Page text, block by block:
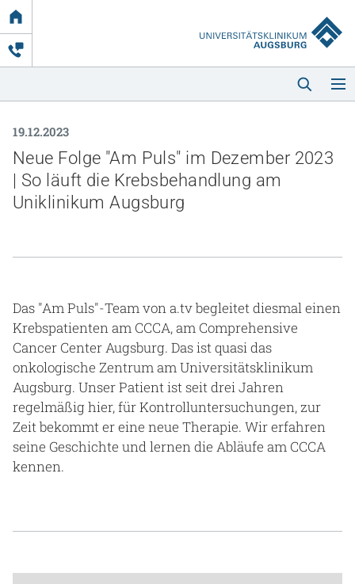
Link
zur
Startseite
Patienten & Besucher
Zuweisende
Gesundheit & Medizin
Über uns
Beruf & Karriere
Anreise
19.12.2023
Neue Folge "Am Puls" im Dezember 2023
| So läuft die Krebsbehandlung am
Uniklinikum Augsburg
Das "Am Puls"-Team von a.tv begleitet diesmal einen
Krebspatienten am CCCA, am Comprehensive
Cancer Center Augsburg. Das ist quasi das
onkologische Zentrum am Universitätsklinikum
Augsburg. Unser Patient ist seit drei Jahren
regelmäßig hier, für Kontrolluntersuchungen, zur
Zeit bekommt er eine neue Therapie. Wir erfahren
seine Geschichte und lernen die Abläufe am CCCA
kennen.